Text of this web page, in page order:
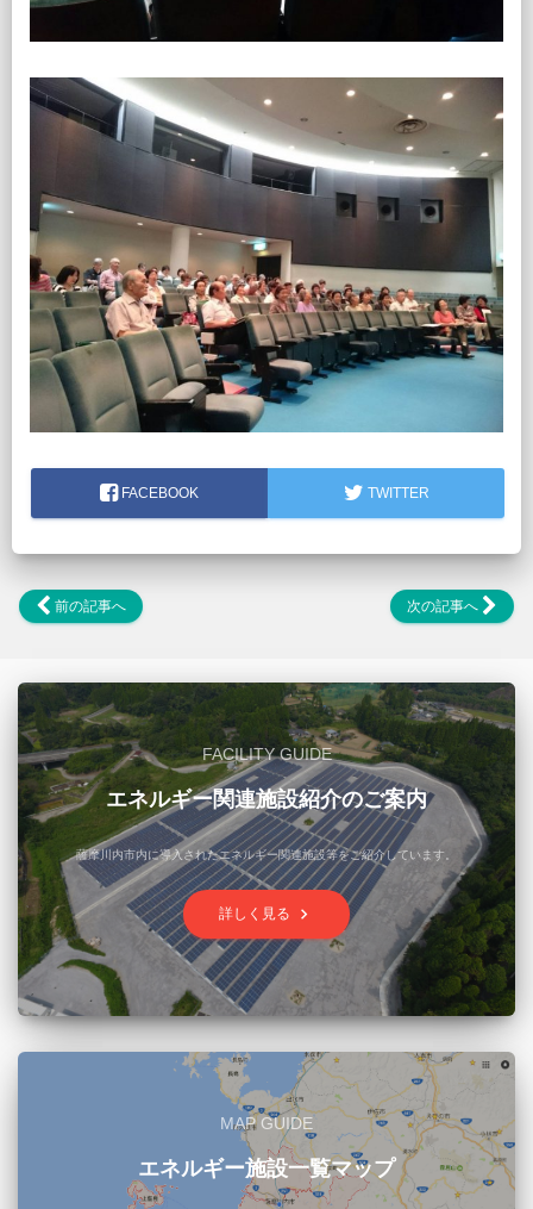
FACEBOOK TWITTER
前の記事へ 次の記事へ
FACILITY GUIDE
エネルギー関連施設紹介のご案内
薩摩川内市内に導入されたエネルギー関連施設等をご紹介しています。
詳しく見る keyboard_arrow_right
MAP GUIDE
エネルギー施設一覧マップ